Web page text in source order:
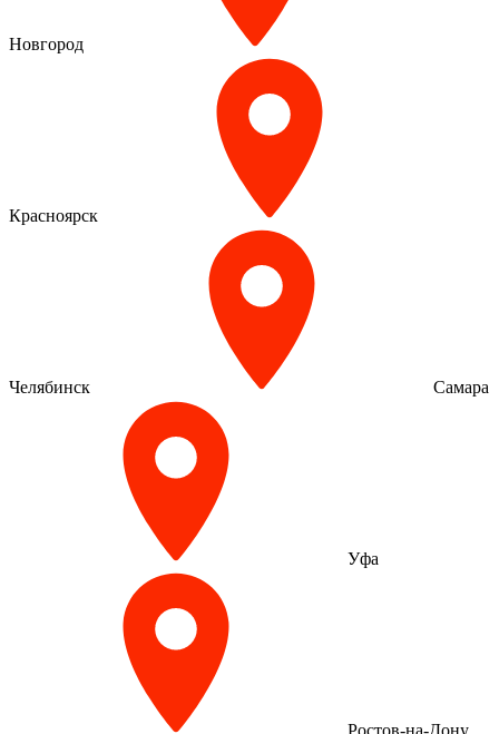
Новгород
Красноярск
Челябинск Самара
Уфа
Ростов-на-Дону